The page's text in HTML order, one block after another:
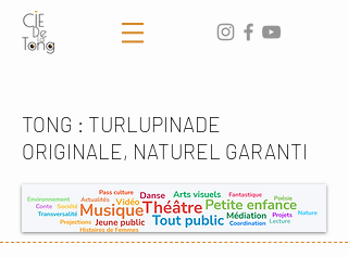
TONG : TURLUPINADE
ORIGINALE, NATUREL GARANTI